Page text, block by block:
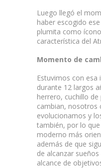
Luego llegó el
haber escogido
plumita como
característica del
Momento de
Estuvimos con
durante 12 largos
herrero, cuchillo
cambian, nosotros
evolucionamos y
también, por lo
moderno más
además de que
de alcanzar
alcance de